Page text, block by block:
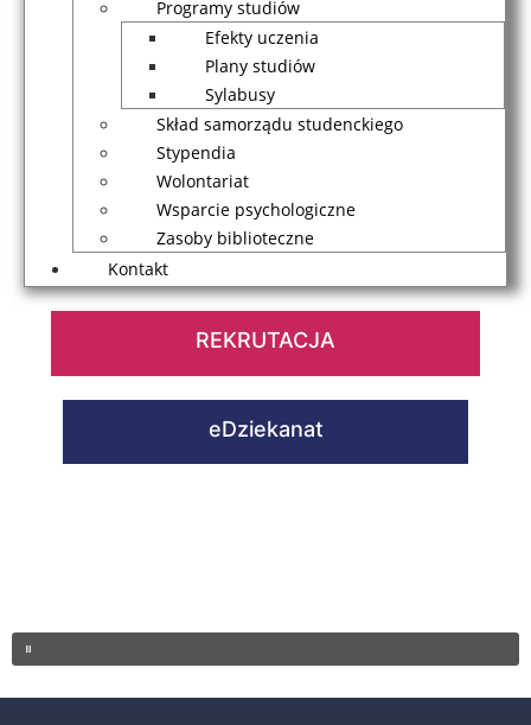
Programy studiów
Efekty uczenia
Plany studiów
Sylabusy
Skład samorządu studenckiego
Stypendia
Wolontariat
Wsparcie psychologiczne
Zasoby biblioteczne
Kontakt
REKRUTACJA
eDziekanat